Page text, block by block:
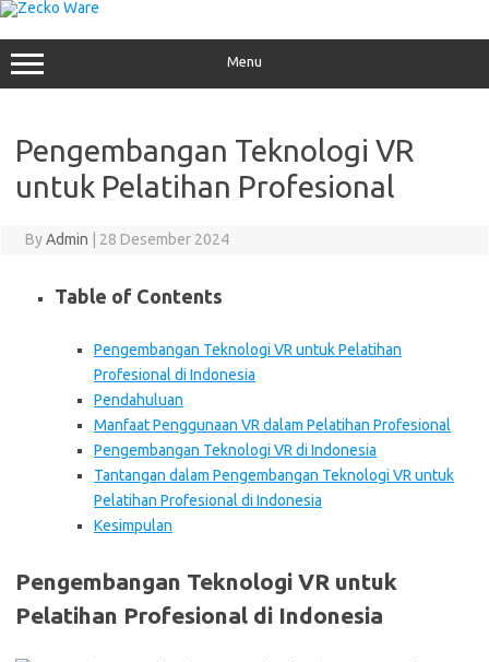
Skip
to
content
Menu
Pengembangan Teknologi VR
untuk Pelatihan Profesional
ByAdmin 28 Desember 2024
Table of Contents
Pengembangan Teknologi VR untuk Pelatihan
Profesional di Indonesia
Pendahuluan
Manfaat Penggunaan VR dalam Pelatihan Profesional
Pengembangan Teknologi VR di Indonesia
Tantangan dalam Pengembangan Teknologi VR untuk
Pelatihan Profesional di Indonesia
Kesimpulan
Pengembangan Teknologi VR untuk
Pelatihan Profesional di Indonesia